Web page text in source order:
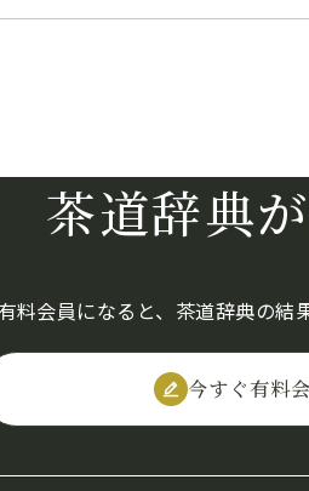
茶道辞典
有料会員になると、茶道辞典の結
今すぐ有料